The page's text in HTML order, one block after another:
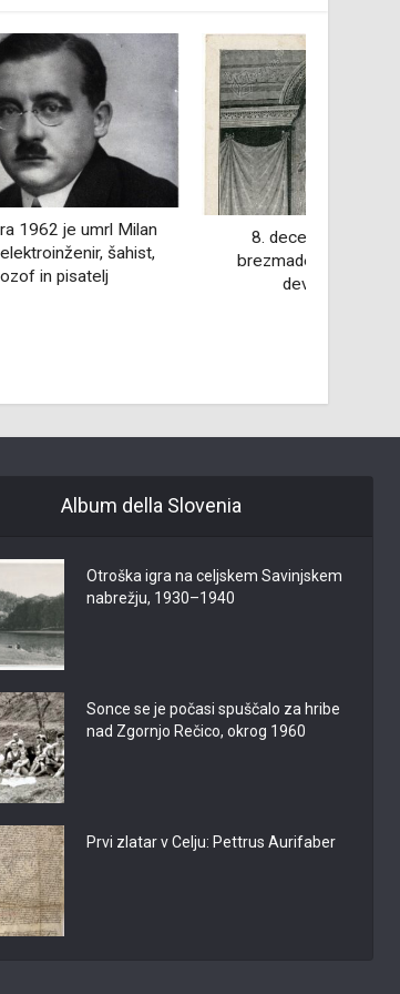
8. december - praznik
brezmadežnega spočetja
Album della Slovenia
Otroška igra na celjskem Savinjskem
nabrežju, 1930–1940
Sonce se je počasi spuščalo za hribe
nad Zgornjo Rečico, okrog 1960
Prvi zlatar v Celju: Pettrus Aurifaber